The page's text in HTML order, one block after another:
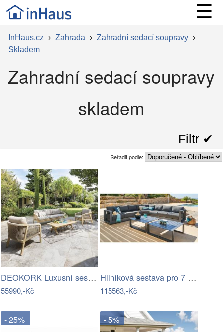
☰
InHaus.cz › Zahrada › Zahradní sedací soupravy ›
Skladem
Zahradní sedací soupravy
skladem
Filtr ✔︎
Seřadit podle:
DEOKORK Luxusní sestava z akácie…
55990,-Kč
Hliníková sestava pro 7 osob MADRID …
115563,-Kč
- 25% - 5%